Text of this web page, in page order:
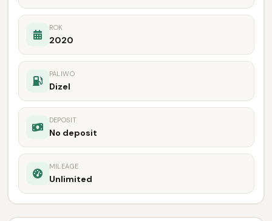
ROK
2020
PALIWO
Dizel
DEPOSIT
No deposit
MILEAGE
Unlimited